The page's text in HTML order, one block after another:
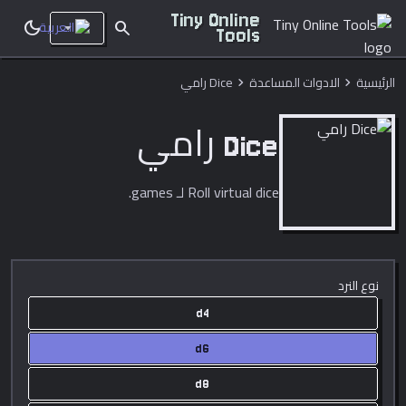
Tiny Online
Tools
search
dark_mode
الرئيسية chevron_right الادوات المساعدة chevron_right Dice رامي
Dice رامي
Roll virtual dice لـ games.
نوع النرد
d4
d6
d8